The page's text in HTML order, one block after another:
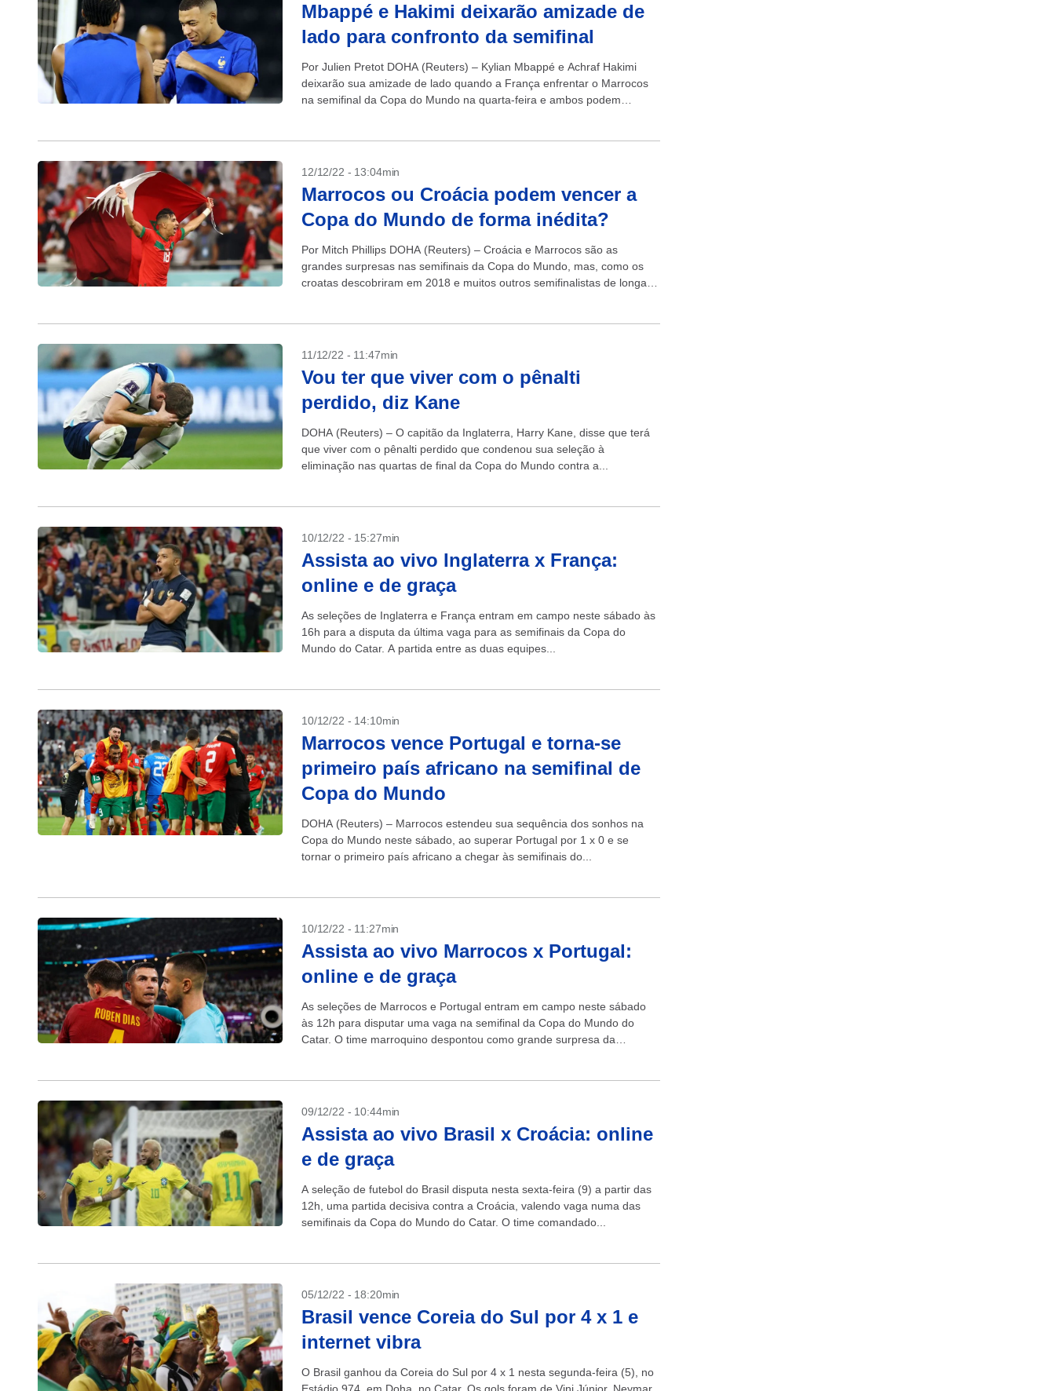
Mbappé e Hakimi deixarão amizade de
lado para confronto da semifinal
Por Julien Pretot DOHA (Reuters) – Kylian Mbappé e Achraf Hakimi
deixarão sua amizade de lado quando a França enfrentar o Marrocos
na semifinal da Copa do Mundo na quarta-feira e ambos podem
12/12/22 - 13:04min
Marrocos ou Croácia podem vencer a
Copa do Mundo de forma inédita?
Por Mitch Phillips DOHA (Reuters) – Croácia e Marrocos são as
grandes surpresas nas semifinais da Copa do Mundo, mas, como os
croatas descobriram em 2018 e muitos outros semifinalistas de longa
11/12/22 - 11:47min
Vou ter que viver com o pênalti
perdido, diz Kane
DOHA (Reuters) – O capitão da Inglaterra, Harry Kane, disse que terá
que viver com o pênalti perdido que condenou sua seleção à
eliminação nas quartas de final da Copa do Mundo contra a...
10/12/22 - 15:27min
Assista ao vivo Inglaterra x França:
online e de graça
As seleções de Inglaterra e França entram em campo neste sábado às
16h para a disputa da última vaga para as semifinais da Copa do
Mundo do Catar. A partida entre as duas equipes...
10/12/22 - 14:10min
Marrocos vence Portugal e torna-se
primeiro país africano na semifinal de
Copa do Mundo
DOHA (Reuters) – Marrocos estendeu sua sequência dos sonhos na
Copa do Mundo neste sábado, ao superar Portugal por 1 x 0 e se
tornar o primeiro país africano a chegar às semifinais do...
10/12/22 - 11:27min
Assista ao vivo Marrocos x Portugal:
online e de graça
As seleções de Marrocos e Portugal entram em campo neste sábado
às 12h para disputar uma vaga na semifinal da Copa do Mundo do
Catar. O time marroquino despontou como grande surpresa da
09/12/22 - 10:44min
Assista ao vivo Brasil x Croácia: online
e de graça
A seleção de futebol do Brasil disputa nesta sexta-feira (9) a partir das
12h, uma partida decisiva contra a Croácia, valendo vaga numa das
semifinais da Copa do Mundo do Catar. O time comandado...
05/12/22 - 18:20min
Brasil vence Coreia do Sul por 4 x 1 e
internet vibra
O Brasil ganhou da Coreia do Sul por 4 x 1 nesta segunda-feira (5), no